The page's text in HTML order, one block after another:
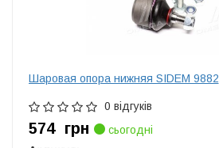
Шаровая опора нижняя SIDEM 9882
0 відгуків
574 грн
сьогодні